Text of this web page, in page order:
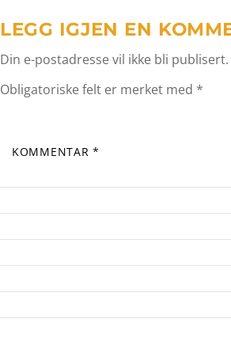
LEGG IGJEN EN
Din e-postadresse vil ikke bli publisert.
Obligatoriske felt er merket med *
KOMMENTAR *